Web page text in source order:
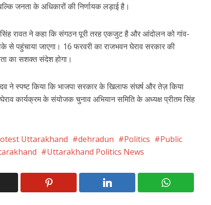
जनता के अधिकारों की निर्णायक लड़ाई है।
रावत ने कहा कि संगठन पूरी तरह एकजुट है और आंदोलन को गांव-
से पहुंचाया जाएगा। 16 फरवरी का राजभवन घेराव सरकार की
का सशक्त संदेश होगा।
ने स्पष्ट किया कि भाजपा सरकार के खिलाफ संघर्ष और तेज़ किया
कार्यक्रम के संयोजक चुनाव अभियान समिति के अध्यक्ष प्रीतम सिंह
Uttarakhand dehradun Politics
Public
Uttarakhand Politics News